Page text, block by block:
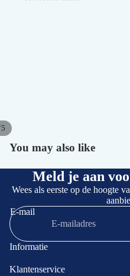
5
Afbeelding
volledig
Afbeelding
volledig
Afbeelding
volledig
Afbeelding
volledig
Afbeelding
volledig
You may also like
Meld je aan
Wees als eerste op de hoogte
E-mail
Informatie
KlantenserviceTerugbetalingsbeleid